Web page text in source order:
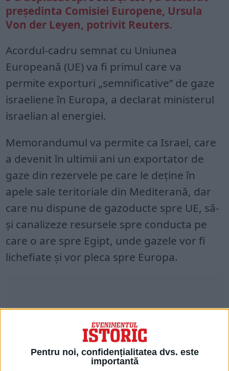
Pentru noi, confidențialitatea dvs. este
importantă
preşedinta Comisiei Europene, Ursula
Von der Leyen, potrivit Reuters.
Acordul-cadru semnat cu Uniunea
Europeană (UE) va fi primul care va
permite exporturi „semnificative” de gaze
israeliene în Europa, a declarat ministerul
israelian al energiei.
Memorandumul va permite ca Israel, care
a devenit în ultimii ani un exportator de
gaze din rezervele pe care le deţine în
apele sale teritoriale din Mediterană, dar
care nu dispune de gazoducte spre UE, să-
şi canalizeze resursele spre conducta pe
care o are spre Egipt, unde gazele vor fi
lichefiate şi vor pleca spre Europa.